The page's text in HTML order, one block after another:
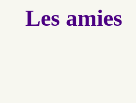
Les amies